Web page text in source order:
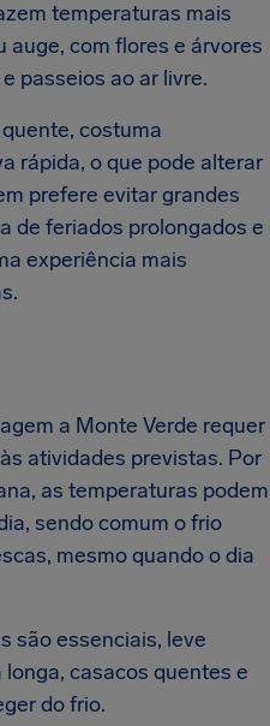
temperaturas mais
auge, com flores e árvores
passeios ao ar livre.
costuma
rápida, o que pode alterar
prefere evitar grandes
de feriados prolongados e
experiência mais
a Monte Verde requer
atividades previstas. Por
as temperaturas podem
sendo comum o frio
mesmo quando o dia
são essenciais, leve
casacos quentes e
do frio.